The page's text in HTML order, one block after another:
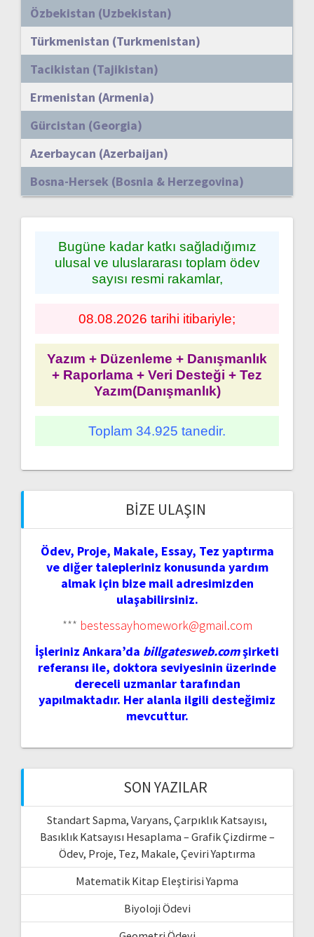
Özbekistan (Uzbekistan)
Türkmenistan (Turkmenistan)
Tacikistan (Tajikistan)
Ermenistan (Armenia)
Gürcistan (Georgia)
Azerbaycan (Azerbaijan)
Bosna-Hersek (Bosnia & Herzegovina)
Bugüne kadar katkı sağladığımız
ulusal ve uluslararası toplam ödev
sayısı resmi rakamlar,
08.08.2026 tarihi itibariyle;
Yazım + Düzenleme + Danışmanlık
+ Raporlama + Veri Desteği + Tez
Yazım(Danışmanlık)
Toplam 34.925 tanedir.
BIZE ULAŞIN
Ödev, Proje, Makale, Essay, Tez yaptırma
ve diğer talepleriniz konusunda yardım
almak için bize mail adresimizden
ulaşabilirsiniz.
*** bestessayhomework@gmail.com
İşleriniz Ankara’da billgatesweb.comşirketi
referansı ile, doktora seviyesinin üzerinde
dereceli uzmanlar tarafından
yapılmaktadır. Her alanla ilgili desteğimiz
mevcuttur.
SON YAZILAR
Standart Sapma, Varyans, Çarpıklık Katsayısı,
Basıklık Katsayısı Hesaplama – Grafik Çizdirme –
Ödev, Proje, Tez, Makale, Çeviri Yaptırma
Matematik Kitap Eleştirisi Yapma
Biyoloji Ödevi